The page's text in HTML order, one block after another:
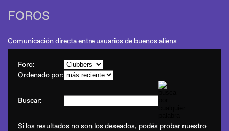
FOROS
Comunicación directa entre usuarios de buenos aliens
Foro:
Ordenado por:
Buscar:
Si los resultados no son los deseados, podés probar nuestro